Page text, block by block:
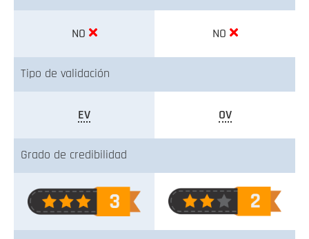
NO NO
Tipo de validación
EV OV
Grado de credibilidad